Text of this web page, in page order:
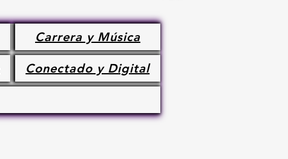
Carrera y Música
Conectado y Digital